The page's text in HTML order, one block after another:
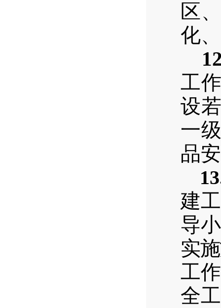
区
化
工
设
一
品
建
导
实
工
全